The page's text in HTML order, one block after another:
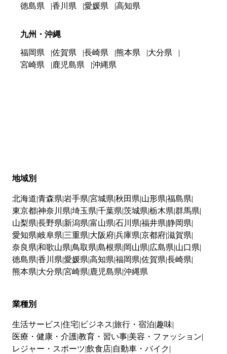
徳島県
香川県 愛媛県 高知県
九州・沖縄
福岡県 佐賀県 長崎県 熊本県
大分県
宮崎県
鹿児島県 沖縄県
地域別
北海道 青森県 岩手県 宮城県 秋田県 山形県 福島県
東京都神奈川県 埼玉県 千葉県 茨城県 栃木県 群馬県
山梨県 長野県 新潟県 富山県 石川県 福井県 静岡県
愛知県 岐阜県 三重県 大阪府兵庫県 京都府滋賀県
奈良県 和歌山県 鳥取県 島根県 岡山県 広島県 山口県
徳島県 香川県 愛媛県 高知県 福岡県 佐賀県 長崎県
熊本県 大分県 宮崎県 鹿児島県 沖縄県
業種別
生活サービス 住宅 ビジネス 旅行・宿泊 趣味
医療・健康・介護教育・習い事 美容・ファッション
レジャー・スポーツ 飲食店 自動車・バイク